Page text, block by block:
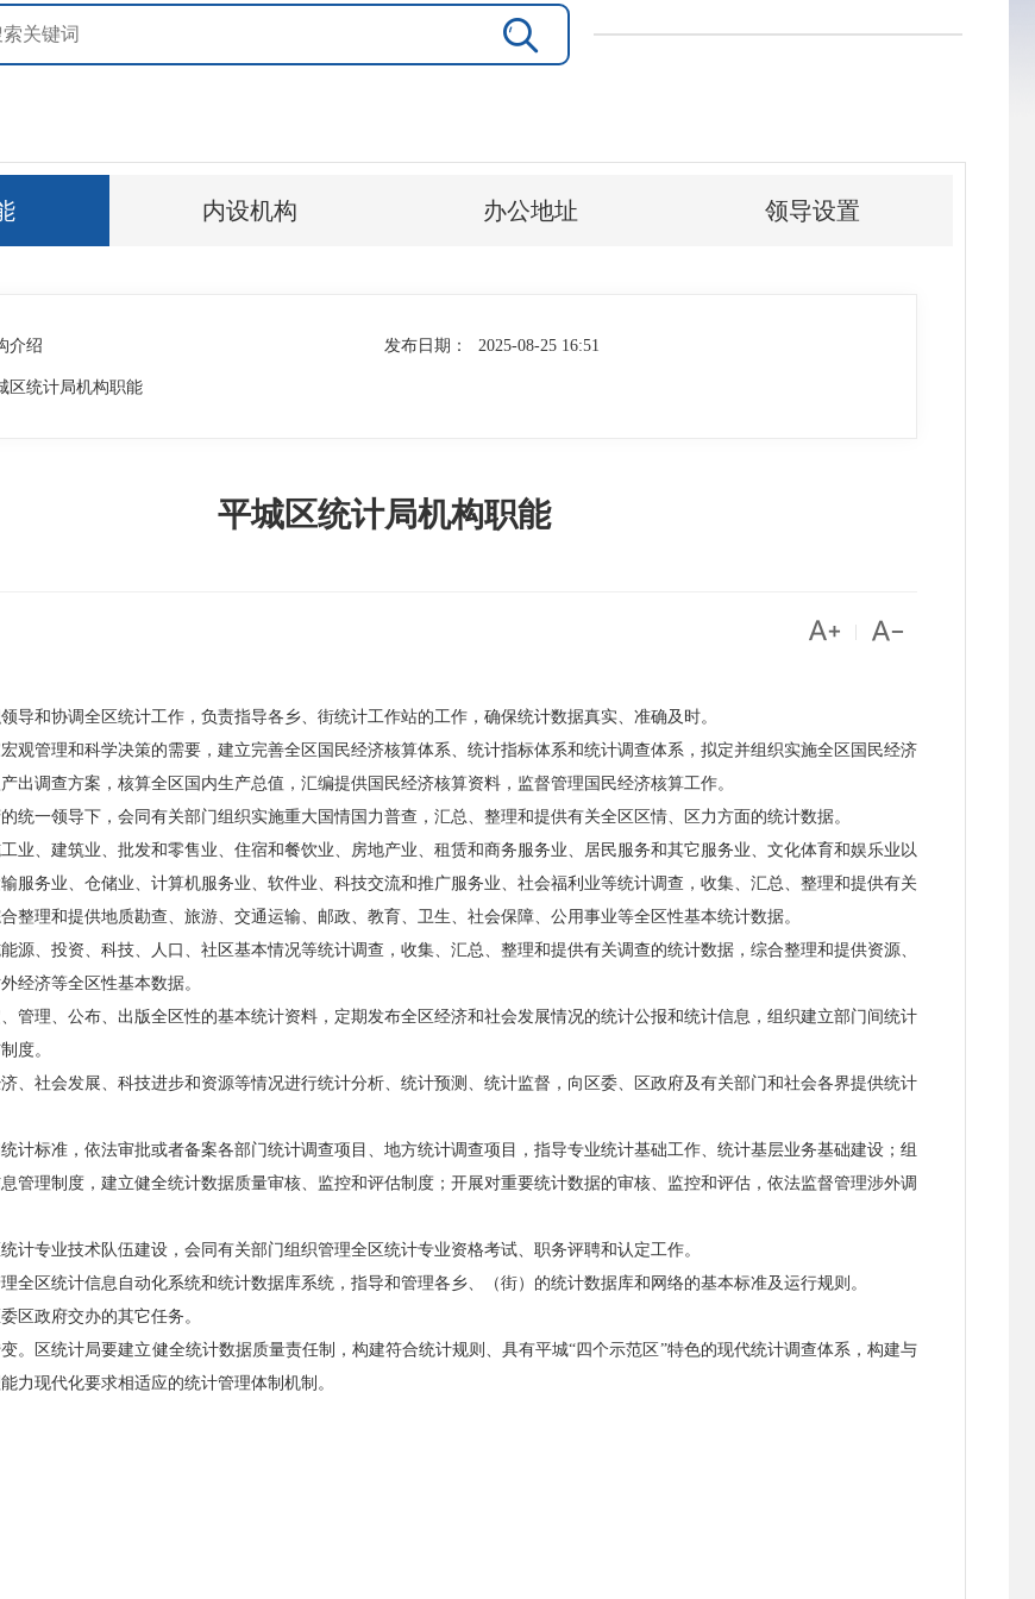

内设机构 办公地址 领导设置
介绍 发布日期： 2025-08-25 16:51
区统计局机构职能
平城区统计局机构职能
 
领导和协调全区统计工作，负责指导各乡、街统计工作站的工作，确保统计数据真实、准确及时。
宏观管理和科学决策的需要，建立完善全区国民经济核算体系、统计指标体系和统计调查体系，拟定并组织实施全区国民经济
出调查方案，核算全区国内生产总值，汇编提供国民经济核算资料，监督管理国民经济核算工作。
的统一领导下，会同有关部门组织实施重大国情国力普查，汇总、整理和提供有关全区区情、区力方面的统计数据。
工业、建筑业、批发和零售业、住宿和餐饮业、房地产业、租赁和商务服务业、居民服务和其它服务业、文化体育和娱乐业以
服务业、仓储业、计算机服务业、软件业、科技交流和推广服务业、社会福利业等统计调查，收集、汇总、整理和提供有关
整理和提供地质勘查、旅游、交通运输、邮政、教育、卫生、社会保障、公用事业等全区性基本统计数据。
能源、投资、科技、人口、社区基本情况等统计调查，收集、汇总、整理和提供有关调查的统计数据，综合整理和提供资源、
经济等全区性基本数据。
、管理、公布、出版全区性的基本统计资料，定期发布全区经济和社会发展情况的统计公报和统计信息，组织建立部门间统计
度。
济、社会发展、科技进步和资源等情况进行统计分析、统计预测、统计监督，向区委、区政府及有关部门和社会各界提供统计
统计标准，依法审批或者备案各部门统计调查项目、地方统计调查项目，指导专业统计基础工作、统计基层业务基础建设；组
管理制度，建立健全统计数据质量审核、监控和评估制度；开展对重要统计数据的审核、监控和评估，依法监督管理涉外调
统计专业技术队伍建设，会同有关部门组织管理全区统计专业资格考试、职务评聘和认定工作。
理全区统计信息自动化系统和统计数据库系统，指导和管理各乡、（街）的统计数据库和网络的基本标准及运行规则。
区政府交办的其它任务。
变。区统计局要建立健全统计数据质量责任制，构建符合统计规则、具有平城“四个示范区”特色的现代统计调查体系，构建与
力现代化要求相适应的统计管理体制机制。